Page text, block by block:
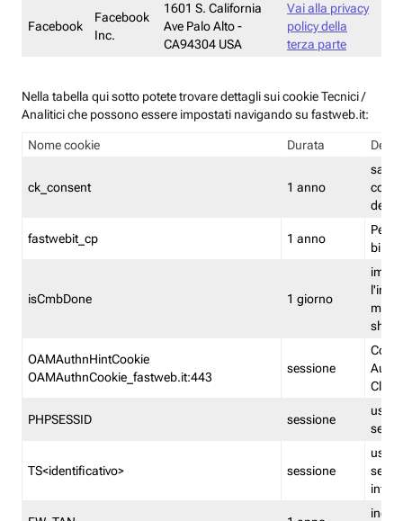
Facebook
Facebook
Inc.
1601 S. California
Ave Palo Alto -
CA94304 USA
Vai alla privacy
policy della
terza parte
Nella tabella qui sotto potete trovare dettagli sui cookie Tecnici /
Analitici che possono essere impostati navigando su fastweb.it:
Nome cookie Durata
ck_consent 1 anno
salva
dei
fastwebit_cp 1 anno
isCmbDone 1 giorno
shp
OAMAuthnHintCookie
OAMAuthnCookie_fastweb.it:443
sessione
PHPSESSID sessione
TS<identificativo> sessione